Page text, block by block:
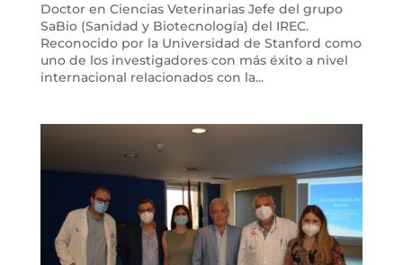
Doctor en Ciencias Veterinarias Jefe del grupo
SaBio (Sanidad y Biotecnología) del IREC.
Reconocido por la Universidad de Stanford como
uno de los investigadores con más éxito a nivel
internacional relacionados con la...